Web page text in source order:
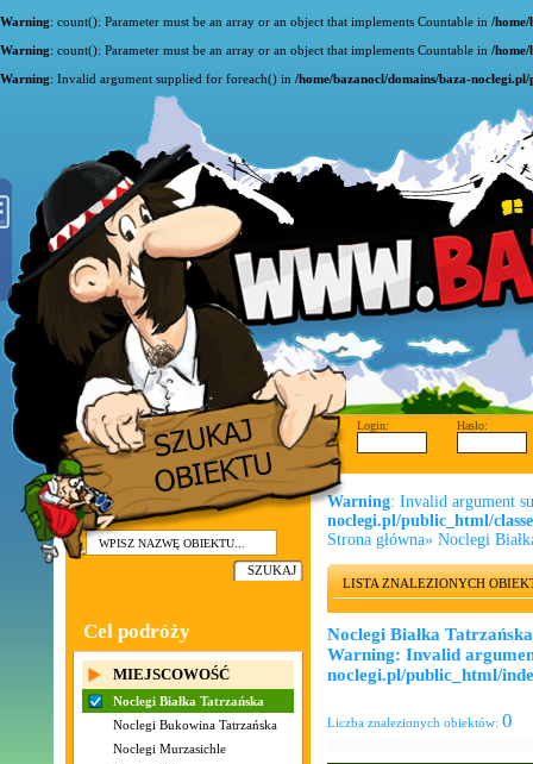
Warning: count(): Parameter must be an array or an object that implements Countable in /
Warning: count(): Parameter must be an array or an object that implements Countable in /
Warning: Invalid argument supplied for foreach() in /home/bazanocl/domains/baza-
Login: Hasło:
Cel podróży
MIEJSCOWOŚĆ
Noclegi Białka Tatrzańska
Noclegi Bukowina Tatrzańska
Noclegi Murzasichle
Warning: Invalid argument
noclegi.pl/public_html/
Strona główna» Noclegi
LISTA ZNALEZIONYCH
Noclegi Białka Tatrzańska
Warning: Invalid
noclegi.pl/public_html/
Liczba znalezionych obiektów: 0